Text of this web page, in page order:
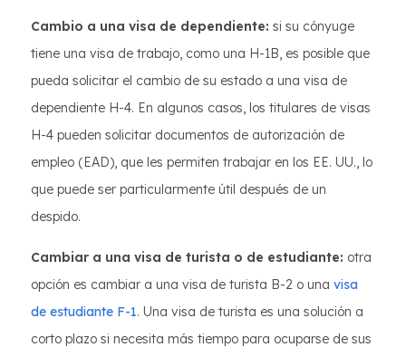
Cambio a una visa de dependiente: si su cónyuge
tiene una visa de trabajo, como una H-1B, es posible que
pueda solicitar el cambio de su estado a una visa de
dependiente H-4. En algunos casos, los titulares de visas
H-4 pueden solicitar documentos de autorización de
empleo (EAD), que les permiten trabajar en los EE. UU., lo
que puede ser particularmente útil después de un
despido.
Cambiar a una visa de turista o de estudiante: otra
opción es cambiar a una visa de turista B-2 o una visa
de estudiante F-1. Una visa de turista es una solución a
corto plazo si necesita más tiempo para ocuparse de sus